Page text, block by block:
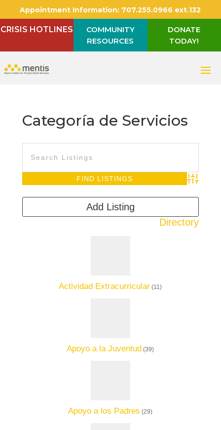
Appointment Information: 707.255.0966 ext.132
CRISIS HOTLINES
COMMUNITY
RESOURCES
DONATE
TODAY!
Categoría de Servicios
Advanced
Directory
Add Listing
Actividad Extracurricular (11)
Apoyo a la Juventud (39)
Apoyo a los Padres (29)